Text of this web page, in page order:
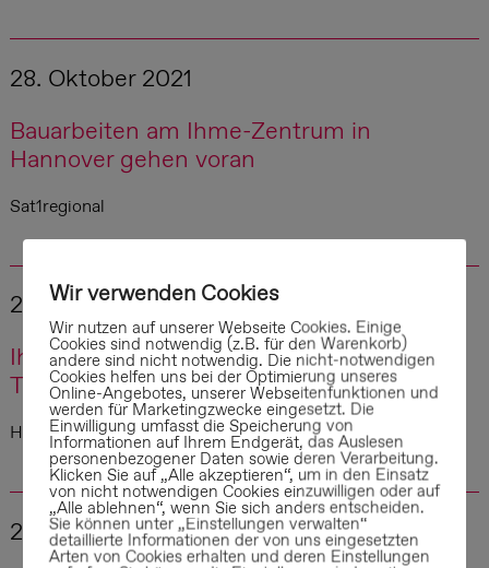
28. Oktober 2021
Bauarbeiten am Ihme-Zentrum in
Hannover gehen voran
Sat1regional
26. Oktober 2021
Ihme-Zentrum: Bauarbeiten für neuen
Tunnel sollen bald starten
HAZ
23. Oktober 2021
Wir verwenden Cookies
Wir nutzen auf unserer Webseite Cookies. Einige
Cookies sind notwendig (z.B. für den Warenkorb)
andere sind nicht notwendig. Die nicht-notwendigen
Cookies helfen uns bei der Optimierung unseres
Online-Angebotes, unserer Webseitenfunktionen und
werden für Marketingzwecke eingesetzt. Die
Einwilligung umfasst die Speicherung von
Informationen auf Ihrem Endgerät, das Auslesen
personenbezogener Daten sowie deren Verarbeitung.
Klicken Sie auf „Alle akzeptieren“, um in den Einsatz
von nicht notwendigen Cookies einzuwilligen oder auf
„Alle ablehnen“, wenn Sie sich anders entscheiden.
Sie können unter „Einstellungen verwalten“
detaillierte Informationen der von uns eingesetzten
Arten von Cookies erhalten und deren Einstellungen